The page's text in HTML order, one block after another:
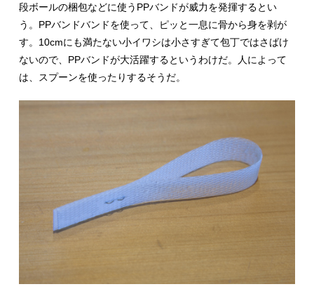
段ボールの梱包などに使うPPバンドが威力を発揮するとい
う。PPバンドバンドを使って、ピッと一息に骨から身を剥が
す。10cmにも満たない小イワシは小さすぎて包丁ではさばけ
ないので、PPバンドが大活躍するというわけだ。人によって
は、スプーンを使ったりするそうだ。